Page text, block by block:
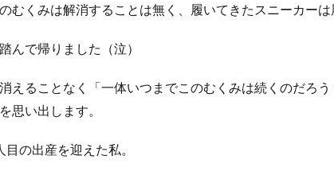
むくみは解消することは無く、履いてきたスニーカーは
んで帰りました（泣）
えることなく「一体いつまでこのむくみは続くのだろ
思い出します。
の出産を迎えた私。